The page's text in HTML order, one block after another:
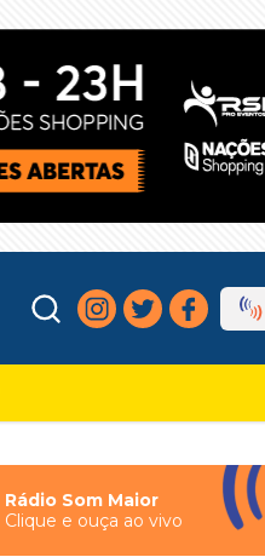
Rádio Som Maior
Clique e ouça ao vivo